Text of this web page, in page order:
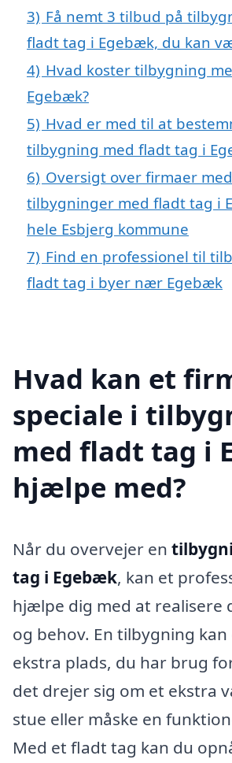
3) Få nemt 3 tilbud på
fladt tag i Egebæk, du kan
4) Hvad koster tilbygning
Egebæk?
5) Hvad er med til at
tilbygning med fladt tag i
6) Oversigt over firmaer
tilbygninger med fladt tag i
hele Esbjerg kommune
7) Find en professionel til
fladt tag i byer nær Egebæk
Hvad kan et
speciale i
med fladt tag i
hjælpe med?
Når du overvejer en
tag i Egebæk, kan et
hjælpe dig med at realisere
og behov. En tilbygning
ekstra plads, du har brug
det drejer sig om et ekstra
stue eller måske en
Med et fladt tag kan du